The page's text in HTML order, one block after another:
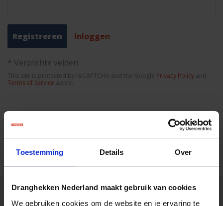
Toestemming Details Over
Dranghekken Nederland maakt gebruik van cookies
We gebruiken cookies om de website en je ervaring te
Inloggen
* Verplichte velden
This site is protected by reCAPTCHA and the Google Privacy Policy and
Terms of Service apply.
Persoonlijk advies
Wij staan klaar om je te voorzien van advies op